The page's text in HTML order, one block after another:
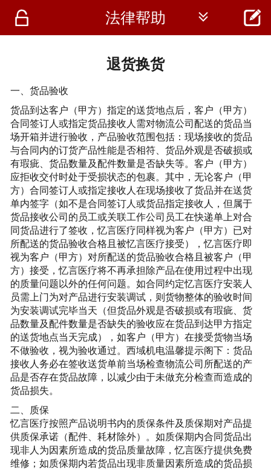
 首页
医疗资讯
 法律帮助  
退货换货
一、货品验收
货品到达客户（甲方）指定的送货地点后，客户（甲方）
合同签订人或指定货品接收人需对物流公司配送的货品当
场开箱并进行验收，产品验收范围包括：现场接收的货品
与合同内的订货产品性能是否相符、货品外观是否破损或
有瑕疵、货品数量及配件数量是否缺失等。客户（甲方）
应拒收交付时处于受损状态的包裹。其中，无论客户（甲
方）合同签订人或指定接收人在现场接收了货品并在送货
单内签字（如不是合同签订人或货品指定接收人，但属于
货品接收公司的员工或关联工作公司员工在快递单上对合
同货品进行了签收，忆言医疗同样视为客户（甲方）已对
所配送的货品验收合格且被忆言医疗接受），忆言医疗即
视为客户（甲方）对所配送的货品验收合格且被客户（甲
方）接受，忆言医疗将不再承担除产品在使用过程中出现
的质量问题以外的任何问题。如合同约定忆言医疗安装人
员需上门为对产品进行安装调试，则货物整体的验收时间
为安装调试完毕当天（但货品外观是否破损或有瑕疵、货
品数量及配件数量是否缺失的验收应在货品到达甲方指定
的送货地点当天完成），如客户（甲方）在接受货物当场
不做验收，视为验收通过。西域机电温馨提示阁下：货品
接收人务必在签收送货单前当场检查物流公司所配送的产
品是否存在货品故障，以减少由于未做充分检查而造成的
货品损失。
二、质保
忆言医疗按照产品说明书内的质保条件及质保期对产品提
供质保承诺（配件、耗材除外）。如质保期内合同货品出
现非人为因素所造成的货品质量故障，忆言医疗提供免费
维修；如质保期内若货品出现非质量因素所造成的货品损